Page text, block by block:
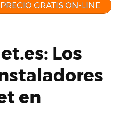
GRATIS ON-LINE
Los
en